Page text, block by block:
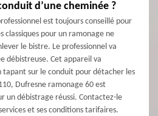
d’une cheminée ?
est toujours conseillé pour
classiques pour un ramonage ne
le bistre. Le professionnel va
débistreuse. Cet appareil va
tapant sur le conduit pour détacher les
Dufresne ramonage 60 est
un débistrage réussi. Contactez-le
et ses conditions tarifaires.